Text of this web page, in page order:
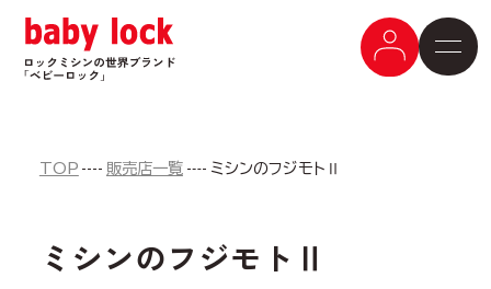
TOP 販売店一覧 ミシンのフジモトⅡ
ミシンのフジモトⅡ